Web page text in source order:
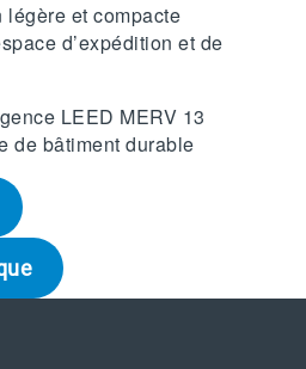
légère et compacte
d’expédition et de
LEED MERV 13
de bâtiment durable